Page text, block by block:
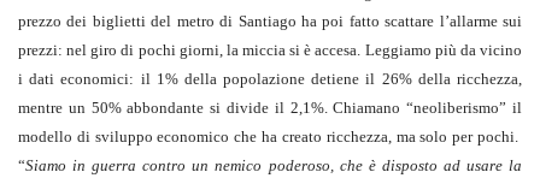
prezzo dei biglietti del metro di Santiago ha poi fatto scattare l’allarme sui
prezzi: nel giro di pochi giorni, la miccia si è accesa. Leggiamo più da vicino
i dati economici: il 1% della popolazione detiene il 26% della ricchezza,
mentre un 50% abbondante si divide il 2,1%. Chiamano “neoliberismo” il
modello di sviluppo economico che ha creato ricchezza, ma solo per pochi.
“Siamo in guerra contro un nemico poderoso, che è disposto ad usare la